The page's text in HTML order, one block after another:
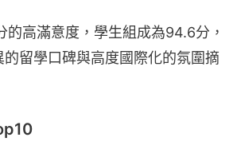
的高滿意度，學生組成為94.6分，
留學口碑與高度國際化的氛圍摘